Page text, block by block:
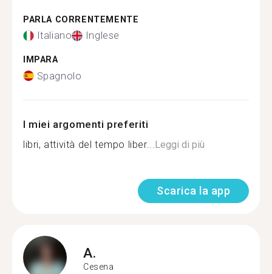
PARLA CORRENTEMENTE
Italiano Inglese
IMPARA
Spagnolo
I miei argomenti preferiti
libri, attività del tempo liber... Leggi di più
Scarica la app
A.
Cesena